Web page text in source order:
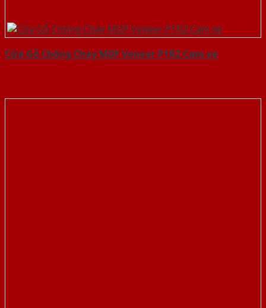
Cửa Gỗ Chống Cháy MDF Veneer P1R2 Cam xe